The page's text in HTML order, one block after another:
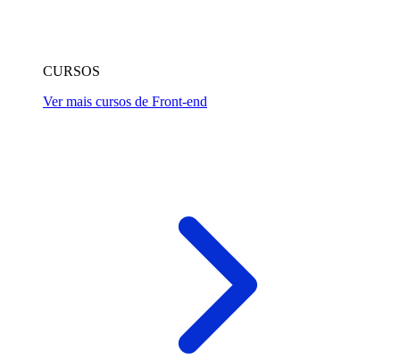
CURSOS
Ver mais cursos de Front-end